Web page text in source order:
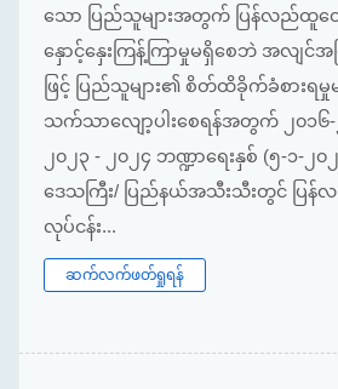
သော ပြည်သူများအတွက် ပြန်လည်ထူထေ
နှောင့်နှေးကြန့်ကြာမှုမရှိစေဘဲ အလျင်အ
ဖြင့် ပြည်သူများ၏ စိတ်ထိခိုက်ခံစားရ
သက်သာလျော့ပါးစေရန်အတွက် ၂၀၁၆-
၂၀၂၃ - ၂၀၂၄ ဘဏ္ဍာရေးနှစ် (၅-၁-
ဒေသကြီး/ ပြည်နယ်အသီးသီးတွင် ပြန်
လုပ်ငန်း...
ဆက်လက်ဖတ်ရှုရန်